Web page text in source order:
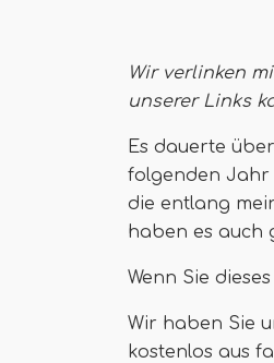
Wir verlinken
unserer Links
Es dauerte
folgenden Jahr
die entlang
haben es auch
Wenn Sie
Wir haben Sie
kostenlos aus